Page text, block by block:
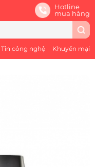
Hotline
mua hàng
Tin công nghệ Khuyến mại